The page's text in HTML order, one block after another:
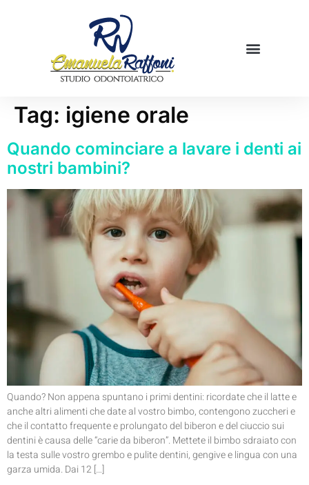
Tag: igiene orale
Quando cominciare a lavare i denti ai
nostri bambini?
Quando? Non appena spuntano i primi dentini: ricordate che il latte e
anche altri alimenti che date al vostro bimbo, contengono zuccheri e
che il contatto frequente e prolungato del biberon e del ciuccio sui
dentini è causa delle “carie da biberon”. Mettete il bimbo sdraiato con
la testa sulle vostro grembo e pulite dentini, gengive e lingua con una
garza umida. Dai 12 […]